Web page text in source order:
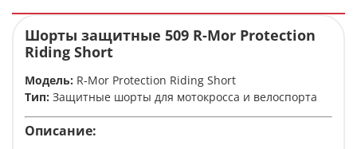
Шорты защитные 509 R-Mor Protection
Riding Short
Модель: R-Mor Protection Riding Short
Тип: Защитные шорты для мотокросса и велоспорта
Описание: